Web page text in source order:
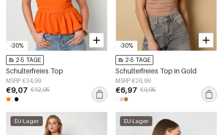
-30%
2-5 TAGE
Schulterfreies Top
MSRP €34,99
€9,07 €12,95
-30%
2-5 TAGE
Schulterfreies Top in Gold
MSRP €26,99
€6,97 €9,95
EU-Lager EU-Lager